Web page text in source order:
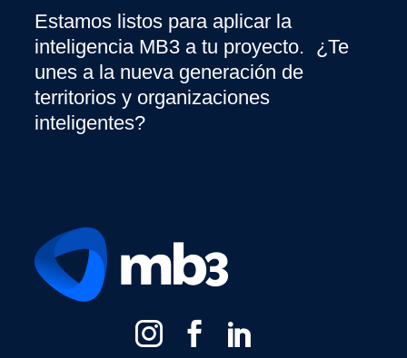
Estamos listos para aplicar la
inteligencia MB3 a tu proyecto. ¿Te
unes a la nueva generación de
territorios y organizaciones
inteligentes?